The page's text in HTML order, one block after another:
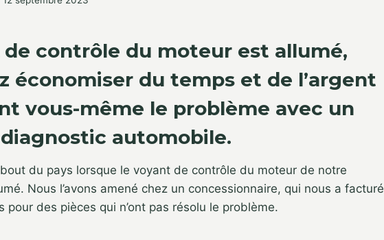
de contrôle du moteur est allumé,
économiser du temps et de l’argent
vous-même le problème avec un
automobile.
bout du pays lorsque le voyant de contrôle du moteur de notre
Nous l’avons amené chez un concessionnaire, qui nous a facturé
pour des pièces qui n’ont pas résolu le problème.